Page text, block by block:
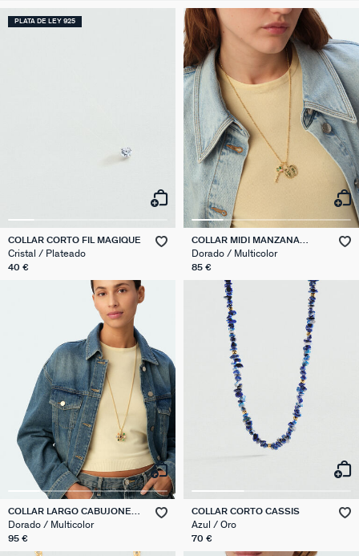
PLATA DE LEY 925
COLLAR CORTO FIL MAGIQUE
Cristal / Plateado
40 €
COLLAR MIDI MANZANA
LLAVE PANGEA
Dorado / Multicolor
85 €
COLLAR LARGO CABUJONES
PANGEA
Dorado / Multicolor
95 €
COLLAR CORTO CASSIS
Azul / Oro
70 €